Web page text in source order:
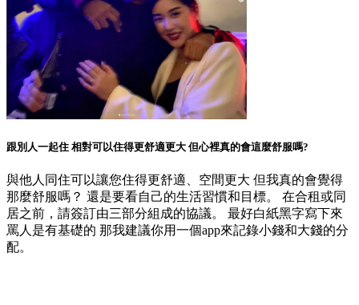
跟別人一起住 相對可以住得更舒適更大 但心裡真的會這麼舒服嗎?
與他人同住可以讓您住得更舒適、空間更大 但我真的會覺得
那麼舒服嗎？ 還是要看自己的生活習慣和目標。 在合租或同
居之前，請簽訂由三部分組成的協議。 最好白紙黑字寫下來
罵人是有基礎的 那我建議你用一個app來記錄小錢和大錢的分
配。